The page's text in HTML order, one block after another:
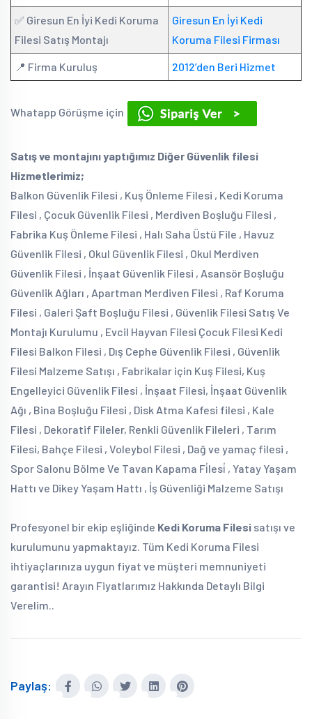
✅ Giresun En İyi Kedi Koruma
Filesi Satış Montajı
Giresun En İyi Kedi
Koruma Filesi Firması
📍 Firma Kuruluş 2012’den Beri Hizmet
Whatapp Görüşme için
Satış ve montajını yaptığımız Diğer Güvenlik filesi
Hizmetlerimiz;
Balkon Güvenlik Filesi , Kuş Önleme Filesi , Kedi Koruma
Filesi , Çocuk Güvenlik Filesi , Merdiven Boşluğu Filesi ,
Fabrika Kuş Önleme Filesi , Halı Saha Üstü File , Havuz
Güvenlik Filesi , Okul Güvenlik Filesi , Okul Merdiven
Güvenlik Filesi , İnşaat Güvenlik Filesi , Asansör Boşluğu
Güvenlik Ağları , Apartman Merdiven Filesi , Raf Koruma
Filesi , Galeri Şaft Boşluğu Filesi , Güvenlik Filesi Satış Ve
Montajı Kurulumu , Evcil Hayvan Filesi Çocuk Filesi Kedi
Filesi Balkon Filesi , Dış Cephe Güvenlik Filesi , Güvenlik
Filesi Malzeme Satışı , Fabrikalar için Kuş Filesi, Kuş
Engelleyici Güvenlik Filesi , İnşaat Filesi, İnşaat Güvenlik
Ağı , Bina Boşluğu Filesi , Disk Atma Kafesi filesi , Kale
Filesi , Dekoratif Fileler, Renkli Güvenlik Fileleri , Tarım
Filesi, Bahçe Filesi , Voleybol Filesi , Dağ ve yamaç filesi ,
Spor Salonu Bölme Ve Tavan Kapama Fi̇lesi̇ , Yatay Yaşam
Hattı ve Dikey Yaşam Hattı , İş Güvenliği Malzeme Satışı
Profesyonel bir ekip eşliğinde Kedi Koruma Filesi satışı ve
kurulumunu yapmaktayız. Tüm Kedi Koruma Filesi
ihtiyaçlarınıza uygun fiyat ve müşteri memnuniyeti
garantisi! Arayın Fiyatlarımız Hakkında Detaylı Bilgi
Verelim..
Paylaş: